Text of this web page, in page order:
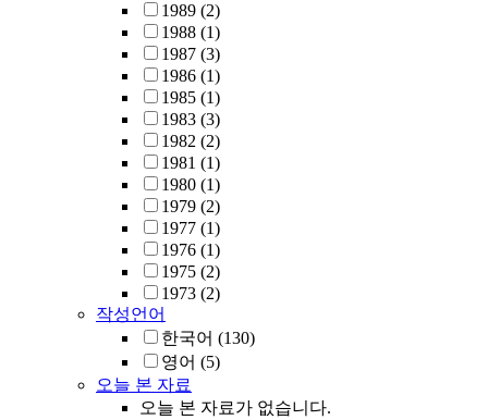
1989 (2)
1988 (1)
1987 (3)
1986 (1)
1985 (1)
1983 (3)
1982 (2)
1981 (1)
1980 (1)
1979 (2)
1977 (1)
1976 (1)
1975 (2)
1973 (2)
작성언어
한국어 (130)
영어 (5)
오늘 본 자료
오늘 본 자료가 없습니다.